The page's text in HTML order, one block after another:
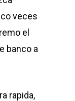
veces
el
banco a
rapida,